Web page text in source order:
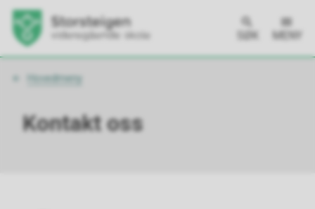
SØK MENY
Du
Hovedmeny
Kontakt oss